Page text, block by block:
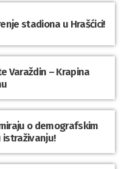
stadiona u Hrašćici!
Varaždin – Krapina
o demografskim
istraživanju!